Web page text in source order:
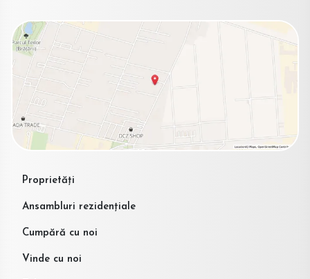
Proprietăți
Ansambluri rezidențiale
Cumpără cu noi
Vinde cu noi